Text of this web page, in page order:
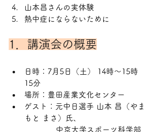
山本昌さんの実体験
熱中症にならないために
1．講演会の概要
日時：7月5日（土） 14時～15時
15分
場所：豊田産業文化センター
ゲスト：元中日選手 山本 昌（やま
もと まさ）氏、